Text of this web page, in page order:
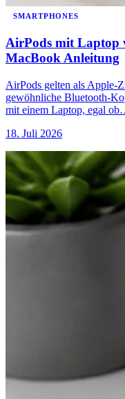
SMARTPHONES
AirPods mit Laptop
MacBook Anleitung
AirPods gelten als Apple-
gewöhnliche Bluetooth-
mit einem Laptop, egal
18. Juli 2026